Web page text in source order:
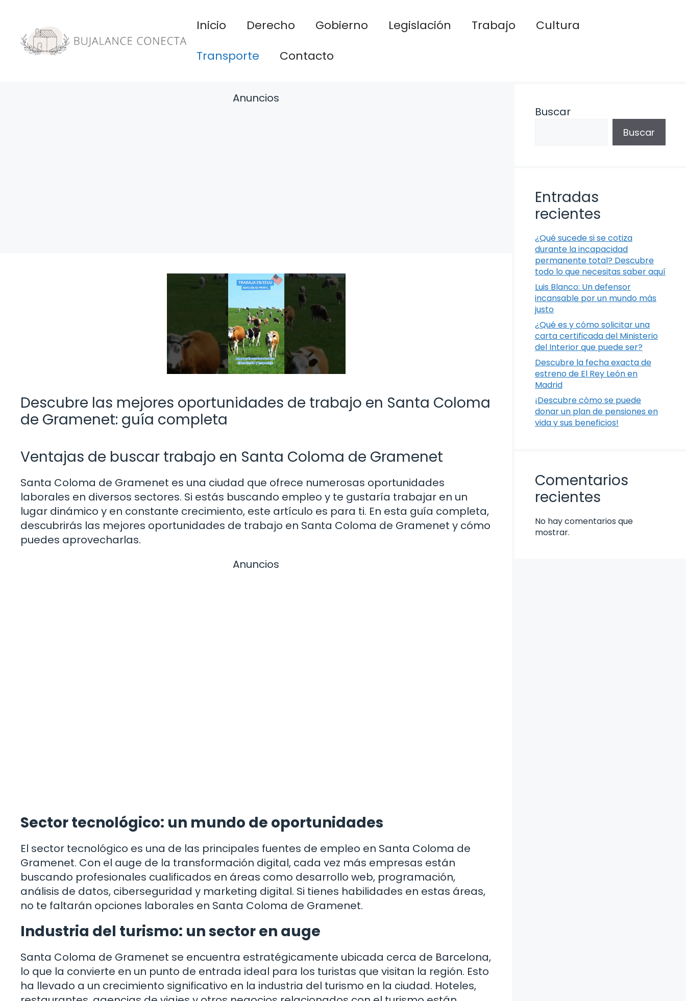
contenido
Inicio Derecho Gobierno Legislación Trabajo
Cultura
Transporte
Contacto
Anuncios
Descubre las mejores oportunidades de trabajo en Santa Coloma
de Gramenet: guía completa
Ventajas de buscar trabajo en Santa Coloma de Gramenet
Santa Coloma de Gramenet es una ciudad que ofrece numerosas oportunidades
laborales en diversos sectores. Si estás buscando empleo y te gustaría trabajar en un
lugar dinámico y en constante crecimiento, este artículo es para ti. En esta guía completa,
descubrirás las mejores oportunidades de trabajo en Santa Coloma de Gramenet y cómo
puedes aprovecharlas.
Anuncios
Sector tecnológico: un mundo de oportunidades
El sector tecnológico es una de las principales fuentes de empleo en Santa Coloma de
Gramenet. Con el auge de la transformación digital, cada vez más empresas están
buscando profesionales cualificados en áreas como desarrollo web, programación,
análisis de datos, ciberseguridad y marketing digital. Si tienes habilidades en estas áreas,
no te faltarán opciones laborales en Santa Coloma de Gramenet.
Industria del turismo: un sector en auge
Santa Coloma de Gramenet se encuentra estratégicamente ubicada cerca de Barcelona,
lo que la convierte en un punto de entrada ideal para los turistas que visitan la región. Esto
ha llevado a un crecimiento significativo en la industria del turismo en la ciudad. Hoteles,
Buscar
Buscar
Entradas
recientes
¿Qué sucede si se cotiza
durante la incapacidad
permanente total? Descubre
todo lo que necesitas saber aquí
Luis Blanco: Un defensor
incansable por un mundo más
justo
¿Qué es y cómo solicitar una
carta certificada del Ministerio
del Interior que puede ser?
Descubre la fecha exacta de
estreno de El Rey León en
Madrid
¡Descubre cómo se puede
donar un plan de pensiones en
vida y sus beneficios!
Comentarios
recientes
No hay comentarios que
mostrar.